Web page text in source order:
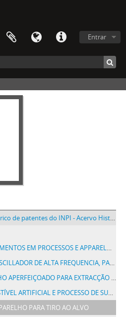
Entrar
do INPI - Acervo Histórico de patentes do INPI
APPARELHOS PARA O TRATAMENTO DE CELLULOSE E DE MASSAS SIMILARES
PARA SYSTEMAS RADIOTELEGRAPHICOS E RADIO-TELEPHONICOS
IMPUREZAS DOS FIOS DE ALGODÃO E OUTROS, DEPOIS DE CARDADOS, PENTEADOS E FIADOS
E PROCESSO DE SUA FABRICAÇÃO
PARA TIRO AO ALVO